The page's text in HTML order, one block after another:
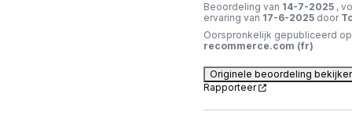
Beoordeling van 14-7-2025 ,
ervaring van 17-6-2025 door
Oorspronkelijk gepubliceerd op
recommerce.com (fr)
Originele beoordeling
Rapporteer